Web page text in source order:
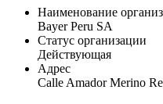
Наименование
Bayer Peru SA
Статус организации
Действующая
Адрес
Calle Amador Merino